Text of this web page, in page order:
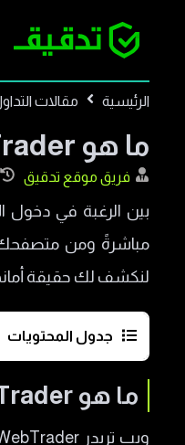
الرئيسية مقالات
ما هو WebTrader؟
فريق موقع تدقيق
مباشرةً ومن
لنكشف لك حقيقة
جدول المحتويات
ما هو WebTrader؟